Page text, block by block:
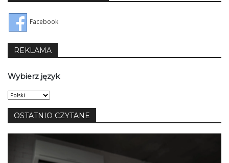
Facebook
REKLAMA
Wybierz język
Wybierz
język
OSTATNIO CZYTANE